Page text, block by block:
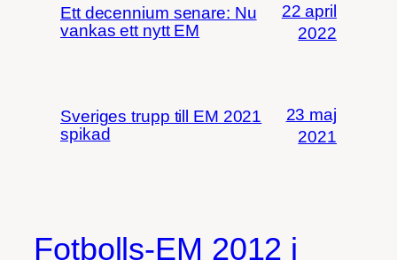
Ett decennium senare: Nu
vankas ett nytt EM
22 april
2022
Sveriges trupp till EM 2021
spikad
23 maj
2021
Fotbolls-EM 2012 i